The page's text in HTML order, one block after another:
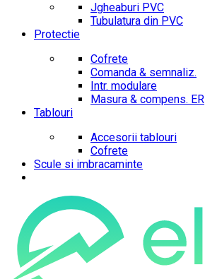
Jgheaburi PVC
Tubulatura din PVC
Protectie
Cofrete
Comanda & semnaliz.
Intr. modulare
Masura & compens. ER
Tablouri
Accesorii tablouri
Cofrete
Scule si imbracaminte